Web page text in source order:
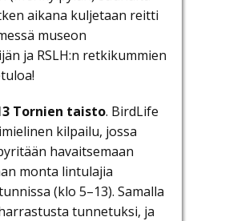
aikana kuljetaan reitti
museon
ja RSLH:n retkikummien
Tornien taisto. BirdLife
kilpailu, jossa
havaitsemaan
monta lintulajia
(klo 5–13). Samalla
tunnetuksi, ja